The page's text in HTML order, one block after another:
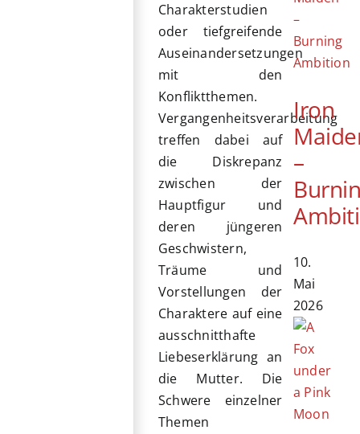
Charakterstudien
oder tiefgreifende
Auseinandersetzungen
mit den
Konfliktthemen.
Vergangenheitsverarbeitung
treffen dabei auf
die Diskrepanz
zwischen der
Hauptfigur und
deren jüngeren
Geschwistern,
Träume und
Vorstellungen der
Charaktere auf eine
ausschnitthafte
Liebeserklärung an
die Mutter. Die
Schwere einzelner
Themen
Iron
–
10.
Mai
2026